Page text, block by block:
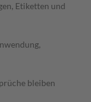
Etiketten und
bleiben